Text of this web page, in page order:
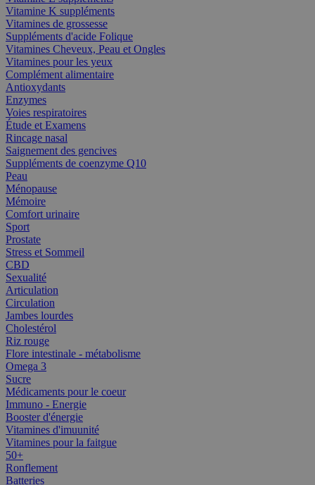
Vitamine K suppléments
Vitamines de grossesse
Suppléments d'acide Folique
Vitamines Cheveux, Peau et Ongles
Vitamines pour les yeux
Complément alimentaire
Antioxydants
Enzymes
Voies respiratoires
Étude et Examens
Rincage nasal
Saignement des gencives
Suppléments de coenzyme Q10
Peau
Ménopause
Mémoire
Comfort urinaire
Sport
Prostate
Stress et Sommeil
CBD
Sexualité
Articulation
Circulation
Jambes lourdes
Cholestérol
Riz rouge
Flore intestinale - métabolisme
Omega 3
Sucre
Médicaments pour le coeur
Immuno - Energie
Booster d'énergie
Vitamines d'imuunité
Vitamines pour la faitgue
50+
Ronflement
Batteries